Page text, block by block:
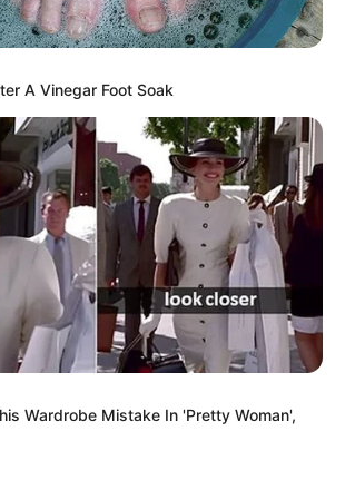
A Vinegar Foot Soak
Wardrobe Mistake In 'Pretty Woman',